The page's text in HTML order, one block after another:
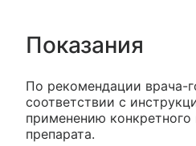
Показания
По рекомендации врача-
соответствии с
применению конкретного
препарата.